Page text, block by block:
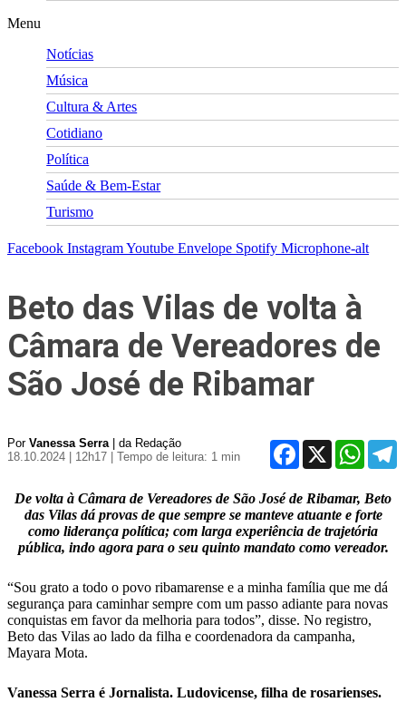
Menu
Notícias
Música
Cultura & Artes
Cotidiano
Política
Saúde & Bem-Estar
Turismo
Facebook InstagramYoutube Envelope Spotify Microphone-alt
Beto das Vilas de volta à
Câmara de Vereadores de
São José de Ribamar
Por Vanessa Serra| da Redação
18.10.2024 | 12h17
| Tempo de leitura: 1 min
Facebook
X
De volta à Câmara de Vereadores de São José de Ribamar, Beto
das Vilas dá provas de que sempre se manteve atuante e forte
como liderança política; com larga experiência de trajetória
pública, indo agora para o seu quinto mandato como vereador.
“Sou grato a todo o povo ribamarense e a minha família que me dá
segurança para caminhar sempre com um passo adiante para novas
conquistas em favor da melhoria para todos”, disse. No registro,
Beto das Vilas ao lado da filha e coordenadora da campanha,
Mayara Mota.
Vanessa Serra é Jornalista. Ludovicense, filha de rosarienses.